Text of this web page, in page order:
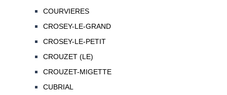
COURVIERES
CROSEY-LE-GRAND
CROSEY-LE-PETIT
CROUZET (LE)
CROUZET-MIGETTE
CUBRIAL